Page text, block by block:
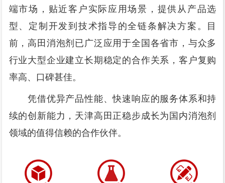
端市场，贴近客户实际应用场景，提供从产品选
型、定制开发到技术指导的全链条解决方案。目
前，高田消泡剂已广泛应用于全国各省市，与众多
行业大型企业建立长期稳定的合作关系，客户复购
率高、口碑甚佳。
凭借优异产品性能、快速响应的服务体系和持
续的创新能力，天津高田正稳步成长为国内消泡剂
领域的值得信赖的合作伙伴。